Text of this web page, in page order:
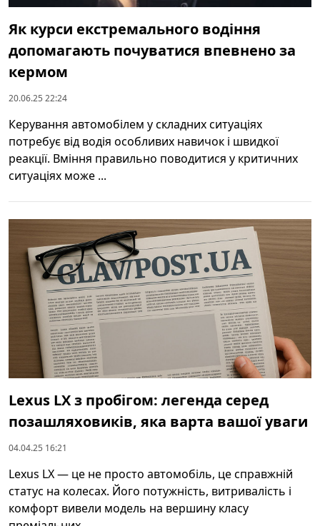
Як курси екстремального водіння
допомагають почуватися впевнено за
кермом
20.06.25 22:24
Керування автомобілем у складних ситуаціях
потребує від водія особливих навичок і швидкої
реакції. Вміння правильно поводитися у критичних
ситуаціях може ...
Lexus LX з пробігом: легенда серед
позашляховиків, яка варта вашої уваги
04.04.25 16:21
Lexus LX — це не просто автомобіль, це справжній
статус на колесах. Його потужність, витривалість і
комфорт вивели модель на вершину класу